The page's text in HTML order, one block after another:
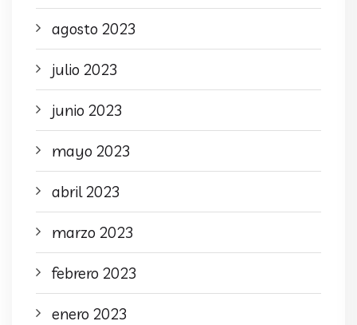
agosto 2023
julio 2023
junio 2023
mayo 2023
abril 2023
marzo 2023
febrero 2023
enero 2023